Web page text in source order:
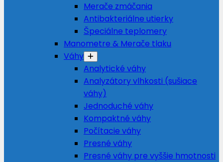
Merače zmáčania
Antibakteriálne utierky
Špeciálne teplomery
Manometre & Merače tlaku
Váhy
Analytické váhy
Analyzátory vlhkosti (sušiace
váhy)
Jednoduché váhy
Kompaktné váhy
Počítacie váhy
Presné váhy
Presné váhy pre vyššie hmotnosti